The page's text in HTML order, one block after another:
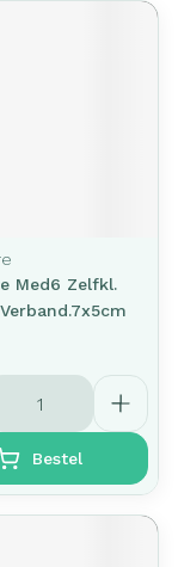
Med6 Zelfkl.
Bestel